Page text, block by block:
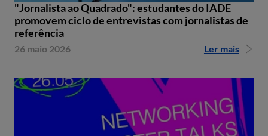
"Jornalista ao Quadrado": estudantes do IADE
promovem ciclo de entrevistas com jornalistas de
referência
26 maio 2026 Ler mais